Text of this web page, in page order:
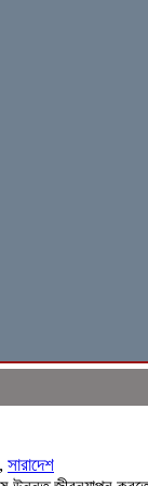
, সারাদেশ